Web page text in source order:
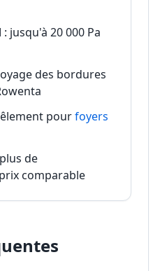
: jusqu'à 20 000 Pa
des bordures
pourfoyers
de
comparable